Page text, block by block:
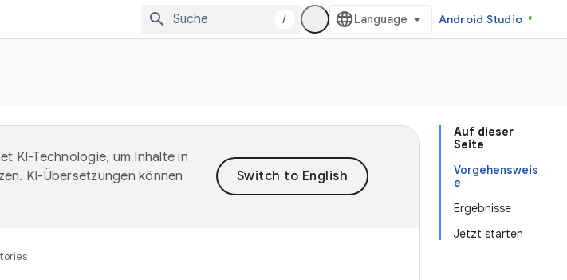
/ Android Studio
Auf dieser
Seite
Vorgehensweis
e
Ergebnisse
Jetzt starten
KI-Technologie, um Inhalte in
KI-Übersetzungen können